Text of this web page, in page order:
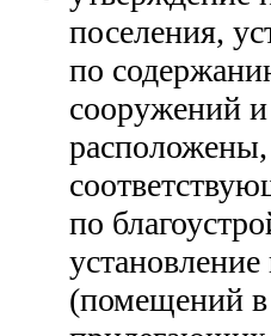
поселения,
по
сооружений
по
(помещений в